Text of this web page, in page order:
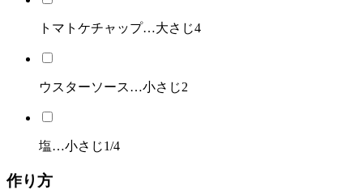
トマトケチャップ…大さじ4
ウスターソース…小さじ2
塩…小さじ1/4
作り方